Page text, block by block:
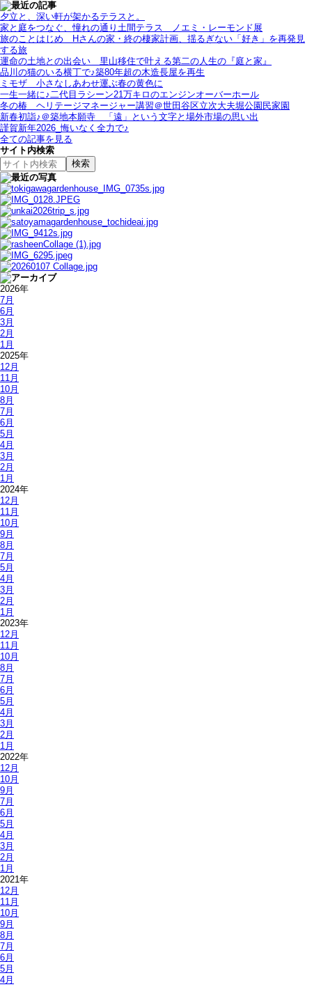
夕立と、深い軒が架かるテラスと。
家と庭をつなぐ、憧れの通り土間テラス＿ノエミ・レーモンド展
旅のことはじめ＿Hさんの家・終の棲家計画、揺るぎない「好き」を再発見
する旅
運命の土地との出会い＿里山移住で叶える第二の人生の『庭と家』
品川の猫のいる横丁で♪築80年超の木造長屋を再生
ミモザ＿小さなしあわせ運ぶ春の黄色に
一生一緒に♪二代目ラシーン21万キロのエンジンオーバーホール
冬の椿＿ヘリテージマネージャー講習＠世田谷区立次大夫堀公園民家園
新春初詣♪＠築地本願寺＿「遠」という文字と場外市場の思い出
謹賀新年2026_悔いなく全力で♪
全ての記事を見る
サイト内検索
2026年
7月
6月
3月
2月
1月
2025年
12月
11月
10月
8月
7月
6月
5月
4月
3月
2月
1月
2024年
12月
11月
10月
9月
8月
7月
5月
4月
3月
2月
1月
2023年
12月
11月
10月
8月
7月
6月
5月
4月
3月
2月
1月
2022年
12月
10月
9月
7月
6月
5月
4月
3月
2月
1月
2021年
12月
11月
10月
9月
8月
7月
6月
5月
4月